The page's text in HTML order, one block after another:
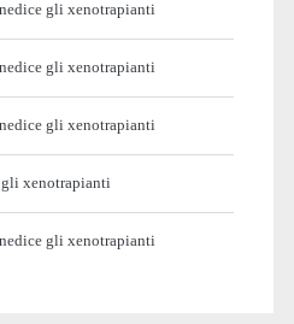
gli xenotrapianti
gli xenotrapianti
gli xenotrapianti
xenotrapianti
gli xenotrapianti